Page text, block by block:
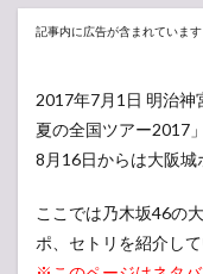
記事内に広告が含まれています
2017年7月1日 明治
夏の全国ツアー2017
8月16日からは大阪城
ここでは乃木坂46の
ポ、セトリを紹介して